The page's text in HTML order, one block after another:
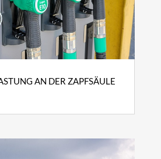
AN DER ZAPFSÄULE